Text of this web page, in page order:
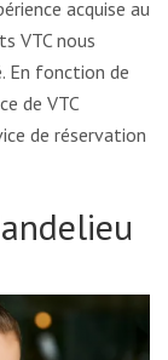
acquise au
VTC nous
En fonction de
de VTC
de réservation